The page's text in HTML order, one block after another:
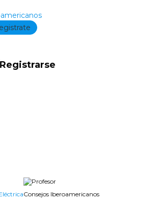
Profesor
Consejos Iberoamericanos